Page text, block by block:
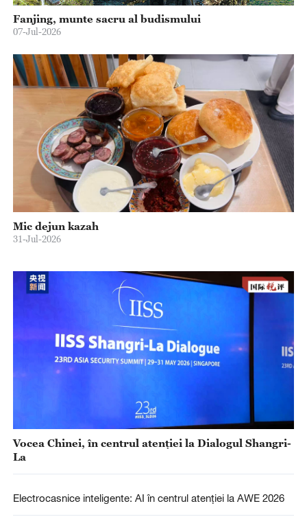
Fanjing, munte sacru al budismului
07-Jul-2026
Mic dejun kazah
31-Jul-2026
Vocea Chinei, în centrul atenției la Dialogul Shangri-
La
Electrocasnice inteligente: AI în centrul atenției la AWE 2026